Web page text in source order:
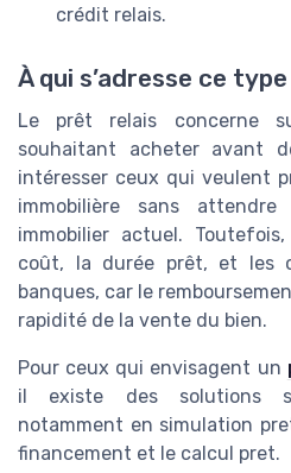
crédit relais.
À qui s’adresse ce
Le prêt relais concerne
souhaitant acheter avant
intéresser ceux qui veulent
immobilière sans
immobilier actuel.
coût, la durée prêt, et les
banques, car le
rapidité de la vente du bien.
Pour ceux qui envisagent un
il existe des solutions
notamment en simulation
financement et le calcul pret.